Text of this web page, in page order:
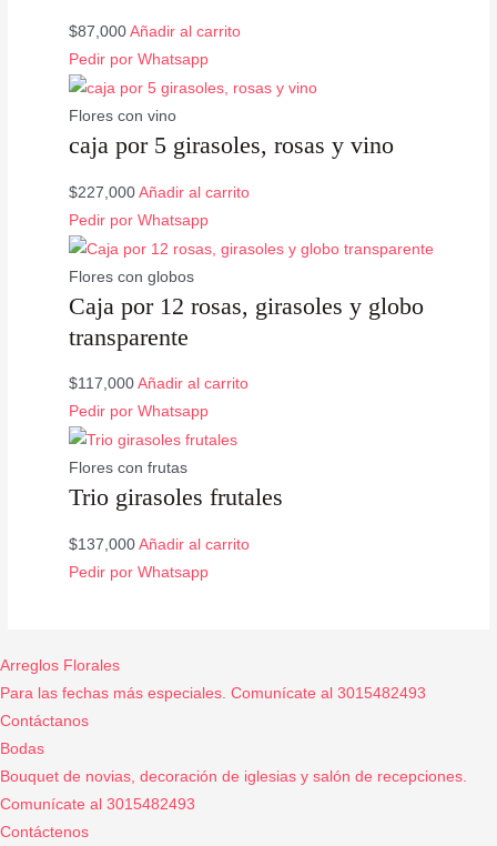
$87,000 Añadir al carrito
Pedir por Whatsapp
Flores con vino
caja por 5 girasoles, rosas y vino
$227,000 Añadir al carrito
Pedir por Whatsapp
Flores con globos
Caja por 12 rosas, girasoles y globo
transparente
$117,000 Añadir al carrito
Pedir por Whatsapp
Flores con frutas
Trio girasoles frutales
$137,000 Añadir al carrito
Pedir por Whatsapp
Arreglos Florales
Para las fechas más especiales. Comunícate al 3015482493
Contáctanos
Bodas
Bouquet de novias, decoración de iglesias y salón de recepciones.
Comunícate al 3015482493
Contáctenos